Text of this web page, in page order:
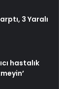
3 Yaralı
hastalık